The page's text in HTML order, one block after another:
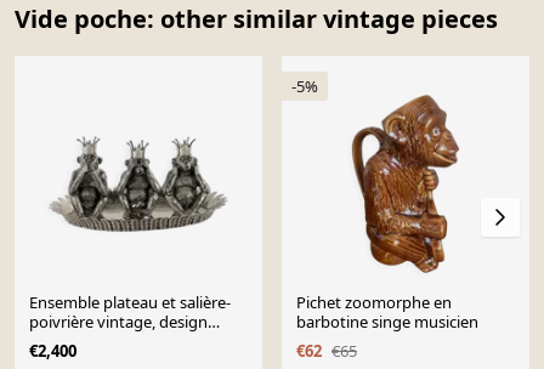
Vide poche: other similar vintage pieces
Ensemble plateau et salière-
poivrière vintage, design
Piero Figura, étain, années
1980-1990
€2,400
-5%
Pichet zoomorphe en
barbotine singe musicien
€62 €65